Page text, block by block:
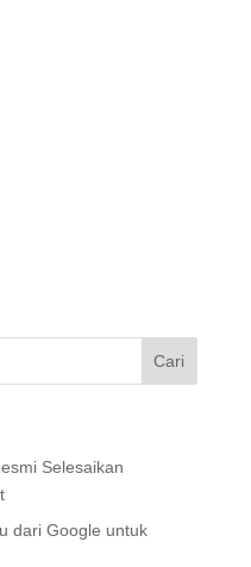
Selesaikan
dari Google untuk